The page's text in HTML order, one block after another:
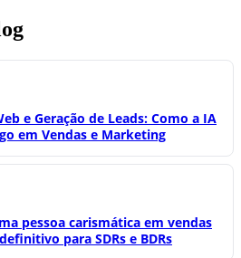
e Geração de Leads: Como a IA
em Vendas e Marketing
pessoa carismática em vendas
para SDRs e BDRs